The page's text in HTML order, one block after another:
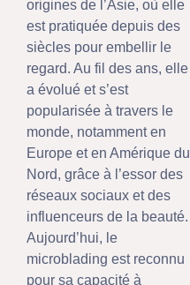
origines de l’Asie, où elle
est pratiquée depuis des
siècles pour embellir le
regard. Au fil des ans, elle
a évolué et s’est
popularisée à travers le
monde, notamment en
Europe et en Amérique du
Nord, grâce à l’essor des
réseaux sociaux et des
influenceurs de la beauté.
Aujourd’hui, le
microblading est reconnu
pour sa capacité à